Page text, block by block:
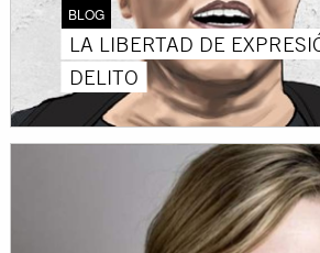
BLOG
LA LIBERTAD DE
DELITO